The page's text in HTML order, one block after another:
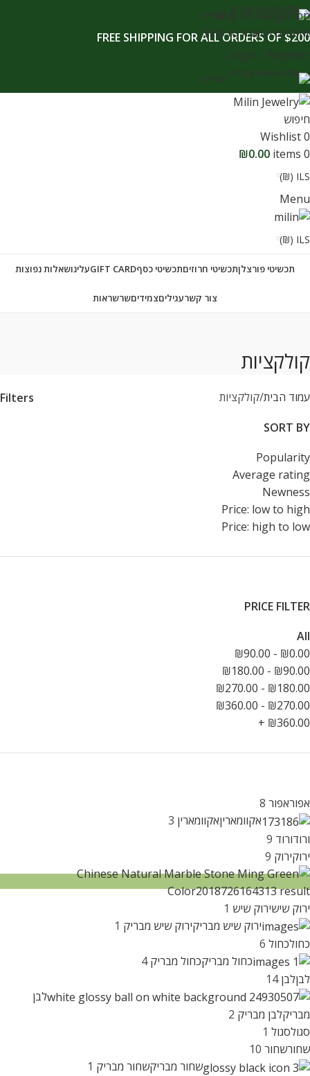
לתוכן
Skip to navigation
Skip to main content
עברית
FREE SHIPPING FOR ALL ORDERS OF $200
Login / Register
עברית
חיפוש
0
Wishlist
0
items
₪0.00
ILS (₪)
Menu
ILS (₪)
תכשיטי פורצלןתכשיטי חרוזיםתכשיטי כסףGIFT CARDעלינושאלות נפוצות
צור קשרעגיליםצמידיםשרשראות
קולקציות
עמוד הבית קולקציות
Filters
SORT BY
Popularity
Average rating
Newness
Price: low to high
Price: high to low
PRICE FILTER
All
₪0.00
-
₪90.00
₪90.00
-
₪180.00
₪180.00
-
₪270.00
₪270.00
-
₪360.00
₪360.00
+
אפוראפור 8
אקוומאריןאקוומארין 3
ורודורוד 9
ירוקירוק 9
ירוק שישירוק שיש 1
ירוק שיש מבריקירוק שיש מבריק 1
כחולכחול 6
כחול מבריקכחול מבריק 4
לבןלבן 14
לבן
מבריקלבן מבריק 2
סגולסגול 1
שחורשחור 10
שחור מבריקשחור מבריק 1